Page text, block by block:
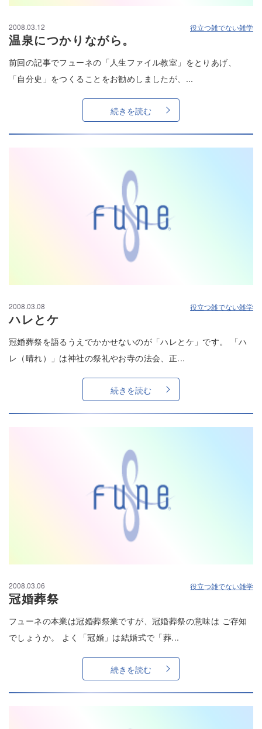
2008.03.12 役立つ雑でない雑学
温泉につかりながら。
前回の記事でフューネの「人生ファイル教室」をとりあげ、
「自分史」をつくることをお勧めしましたが、...
続きを読む
2008.03.08 役立つ雑でない雑学
ハレとケ
冠婚葬祭を語るうえでかかせないのが「ハレとケ」です。 「ハ
レ（晴れ）」は神社の祭礼やお寺の法会、正...
続きを読む
2008.03.06 役立つ雑でない雑学
冠婚葬祭
フューネの本業は冠婚葬祭業ですが、冠婚葬祭の意味は ご存知
でしょうか。 よく「冠婚」は結婚式で「葬...
続きを読む